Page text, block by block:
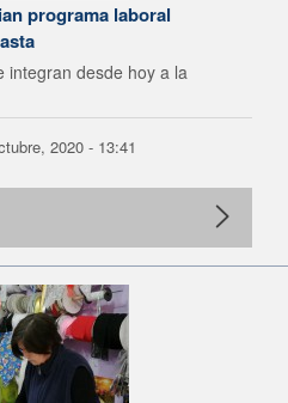
programa laboral
integran desde hoy a la
2020 - 13:41